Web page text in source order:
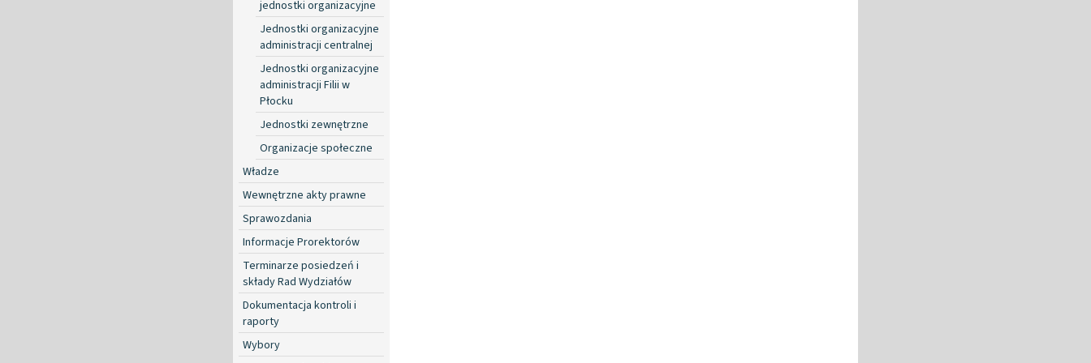
jednostki organizacyjne
Jednostki organizacyjne
administracji centralnej
Jednostki organizacyjne
administracji Filii w
Płocku
Jednostki zewnętrzne
Organizacje społeczne
Władze
Wewnętrzne akty prawne
Sprawozdania
Informacje Prorektorów
Terminarze posiedzeń i
składy Rad Wydziałów
Dokumentacja kontroli i
raporty
Wybory